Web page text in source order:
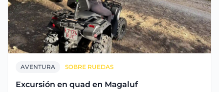
AVENTURA SOBRE RUEDAS
Excursión en quad en Magaluf